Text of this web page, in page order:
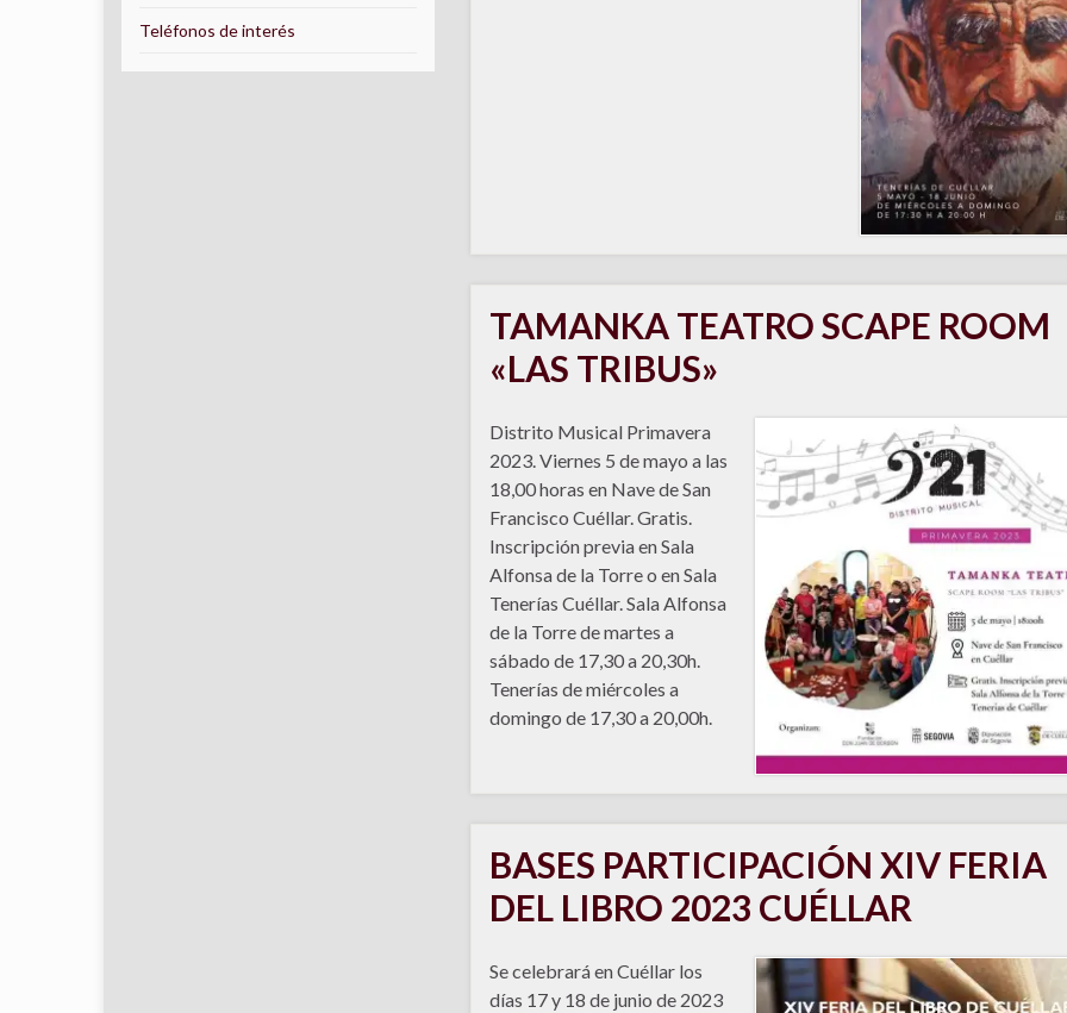
TAMANKA TEATRO SCAPE ROOM
«LAS TRIBUS»
Distrito Musical Primavera
2023. Viernes 5 de mayo a las
18,00 horas en Nave de San
Francisco Cuéllar. Gratis.
Inscripción previa en Sala
Alfonsa de la Torre o en Sala
Tenerías Cuéllar. Sala Alfonsa
de la Torre de martes a
sábado de 17,30 a 20,30h.
Tenerías de miércoles a
domingo de 17,30 a 20,00h.
BASES PARTICIPACIÓN XIV FERIA
DEL LIBRO 2023 CUÉLLAR
Se celebrará en Cuéllar los
días 17 y 18 de junio de 2023
Teléfonos de interés